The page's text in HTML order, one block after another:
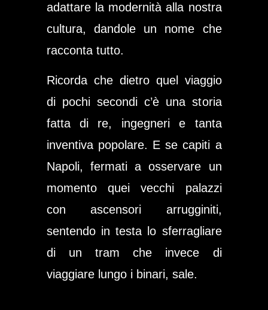
adattare la modernità alla nostra
cultura, dandole un nome che
racconta tutto.
Ricorda che dietro quel viaggio
di pochi secondi c’è una storia
fatta di re, ingegneri e tanta
inventiva popolare. E se capiti a
Napoli, fermati a osservare un
momento quei vecchi palazzi
con ascensori arrugginiti,
sentendo in testa lo sferragliare
di un tram che invece di
viaggiare lungo i binari, sale.